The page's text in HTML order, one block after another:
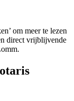
om meer te lezen
direct vrijblijvende